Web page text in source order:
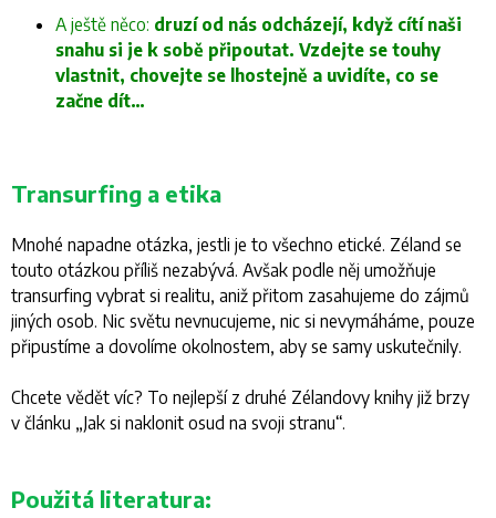
A ještě něco: druzí od nás odcházejí, když cítí naši
snahu si je k sobě připoutat. Vzdejte se touhy
vlastnit, chovejte se lhostejně a uvidíte, co se
začne dít…
Transurfing a etika
Mnohé napadne otázka, jestli je to všechno etické. Zéland se
touto otázkou příliš nezabývá. Avšak podle něj umožňuje
transurfing vybrat si realitu, aniž přitom zasahujeme do zájmů
jiných osob. Nic světu nevnucujeme, nic si nevymáháme, pouze
připustíme a dovolíme okolnostem, aby se samy uskutečnily.
Chcete vědět víc? To nejlepší z druhé Zélandovy knihy již brzy
v článku „Jak si naklonit osud na svoji stranu“.
Použitá literatura: